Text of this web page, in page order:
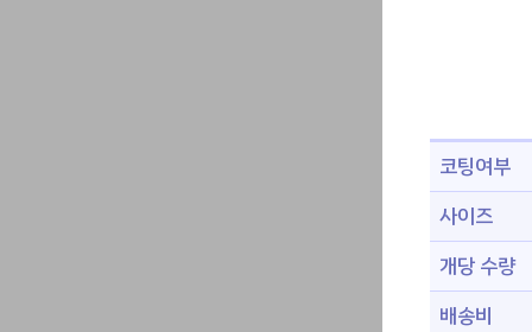
코팅여부
사이즈
개당 수량
배송비